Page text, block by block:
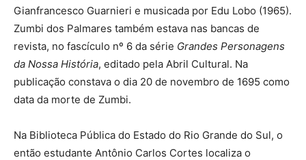
Gianfrancesco Guarnieri e musicada por Edu Lobo (1965).
Zumbi dos Palmares também estava nas bancas de
revista, no fascículo nº 6 da série Grandes Personagens
da Nossa História, editado pela Abril Cultural. Na
publicação constava o dia 20 de novembro de 1695 como
data da morte de Zumbi.
Na Biblioteca Pública do Estado do Rio Grande do Sul, o
então estudante Antônio Carlos Cortes localiza o